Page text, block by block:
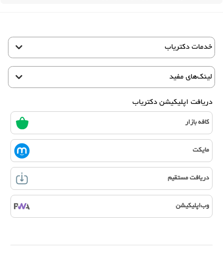
خدمات دکتریاب
لینک‌های مفید
دریافت اپلیکیشن دکتریاب
کافه بازار
مایکت
دریافت مستقیم
وب‌اپلیکیشن